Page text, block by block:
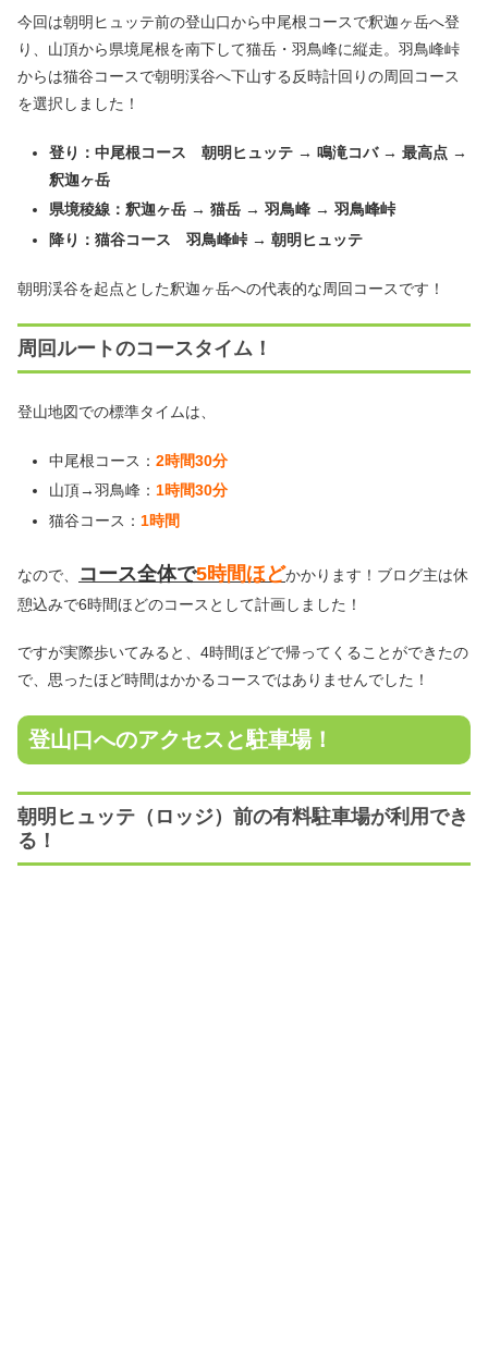
今回は朝明ヒュッテ前の登山口から中尾根コースで釈迦ヶ岳へ登
り、山頂から県境尾根を南下して猫岳・羽鳥峰に縦走。羽鳥峰峠
からは猫谷コースで朝明渓谷へ下山する反時計回りの周回コース
を選択しました！
登り：中尾根コース 朝明ヒュッテ → 鳴滝コバ → 最高点 →
釈迦ヶ岳
県境稜線：釈迦ヶ岳 → 猫岳 → 羽鳥峰 → 羽鳥峰峠
降り：猫谷コース 羽鳥峰峠 → 朝明ヒュッテ
朝明渓谷を起点とした釈迦ヶ岳への代表的な周回コースです！
周回ルートのコースタイム！
登山地図での標準タイムは、
中尾根コース： 2時間30分
山頂→羽鳥峰： 1時間30分
猫谷コース： 1時間
なので、 コース全体で5時間ほどかかります！ブログ主は休
憩込みで6時間ほどのコースとして計画しました！
ですが実際歩いてみると、4時間ほどで帰ってくることができたの
で、思ったほど時間はかかるコースではありませんでした！
登山口へのアクセスと駐車場！
朝明ヒュッテ（ロッジ）前の有料駐車場が利用でき
る！